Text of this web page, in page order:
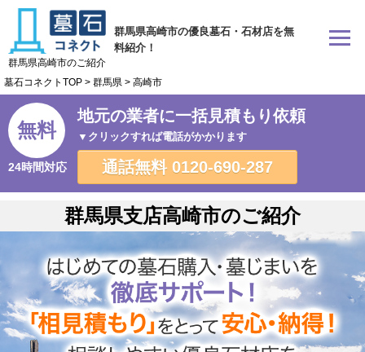
群馬県高崎市の優良墓石・石材店を無
料紹介！
群馬県高崎市のご紹介
墓石コネクトTOP > 群馬県 > 高崎市
無料
24時間対応
地元の業者に一括見積もり依頼
▼クリックすれば電話がかかります
通話無料 0120-690-287
群馬県支店高崎市のご紹介